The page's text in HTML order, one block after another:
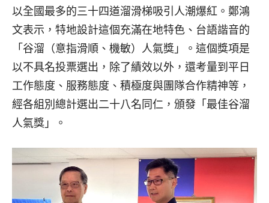
以全國最多的三十四道溜滑梯吸引人潮爆紅。鄭鴻
文表示，特地設計這個充滿在地特色、台語諧音的
「谷溜（意指滑順、機敏）人氣獎」。這個獎項是
以不具名投票選出，除了績效以外，還考量到平日
工作態度、服務態度、積極度與團隊合作精神等，
經各組別總計選出二十八名同仁，頒發「最佳谷溜
人氣獎」。